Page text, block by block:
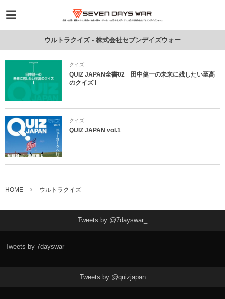
ウルトラクイズ - 株式会社セブンデイズウォー
クイズ
QUIZ JAPAN全書02 田中健一の未来に残したい至高
のクイズ I
クイズ
QUIZ JAPAN vol.1
HOME ウルトラクイズ
Tweets by @7dayswar_
Tweets by 7dayswar_
Tweets by @quizjapan